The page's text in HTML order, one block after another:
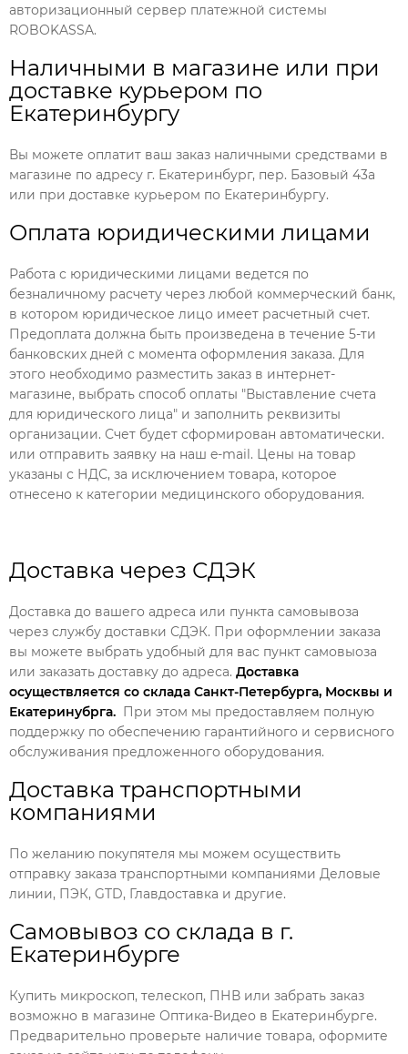
авторизационный сервер платежной системы
ROBOKASSA.
Наличными в магазине или при
доставке курьером по
Екатеринбургу
Вы можете оплатит ваш заказ наличными средствами в
магазине по адресу г. Екатеринбург, пер. Базовый 43а
или при доставке курьером по Екатеринбургу.
Оплата юридическими лицами
Работа с юридическими лицами ведется по
безналичному расчету через любой коммерческий банк,
в котором юридическое лицо имеет расчетный счет.
Предоплата должна быть произведена в течение 5-ти
банковских дней с момента оформления заказа. Для
этого необходимо разместить заказ в интернет-
магазине, выбрать способ оплаты "Выставление счета
для юридического лица" и заполнить реквизиты
организации. Счет будет сформирован автоматически.
или отправить заявку на наш e-mail. Цены на товар
указаны с НДС, за исключением товара, которое
отнесено к категории медицинского оборудования.
Доставка через СДЭК
Доставка до вашего адреса или пункта самовывоза
через службу доставки СДЭК. При оформлении заказа
вы можете выбрать удобный для вас пункт самовыоза
или заказать доставку до адреса. Доставка
осуществляется со склада Санкт-Петербурга, Москвы и
Екатеринубрга. При этом мы предоставляем полную
поддержку по обеспечению гарантийного и сервисного
обслуживания предложенного оборудования.
Доставка транспортными
компаниями
По желанию покупятеля мы можем осуществить
отправку заказа транспортными компаниями Деловые
линии, ПЭК, GTD, Главдоставка и другие.
Самовывоз со склада в г.
Екатеринбурге
Купить микроскоп, телескоп, ПНВ или забрать заказ
возможно в магазине Оптика-Видео в Екатеринбурге.
Предварительно проверьте наличие товара, оформите